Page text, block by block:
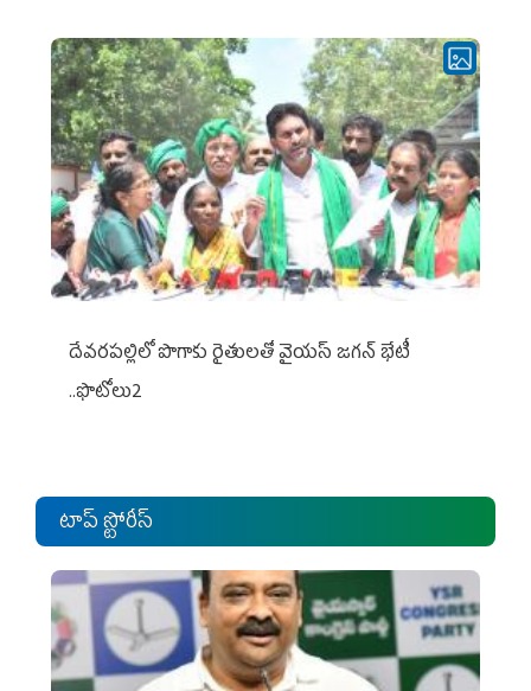
దేవరపల్లిలో పొగాకు రైతులతో వైయస్ జగన్ భేటీ
..ఫొటోలు2
టాప్ స్టోరీస్